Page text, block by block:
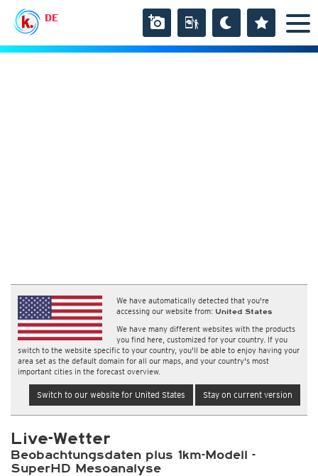
DE
We have automatically detected that you're
accessing our website from: United States
We have many different websites with the products
you find here, customized for your country. If you
switch to the website specific to your country, you'll be able to enjoy having your
area set as the default domain for all our maps, and your country's most
important cities in the forecast overview.
Switch to our website for United States Stay on current version
Live-Wetter
Beobachtungsdaten plus 1km-Modell -
SuperHD Mesoanalyse